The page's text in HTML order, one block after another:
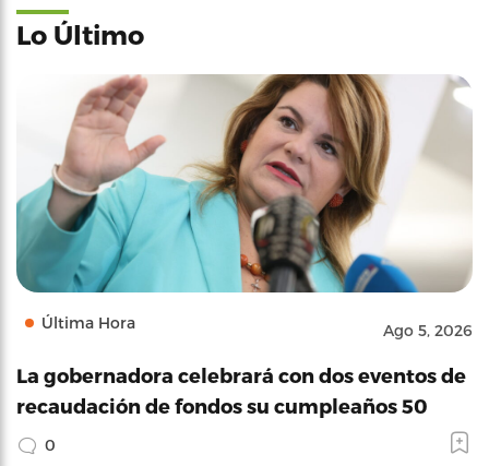
Lo Último
Última Hora Ago 5, 2026
La gobernadora celebrará con dos eventos de
recaudación de fondos su cumpleaños 50
0